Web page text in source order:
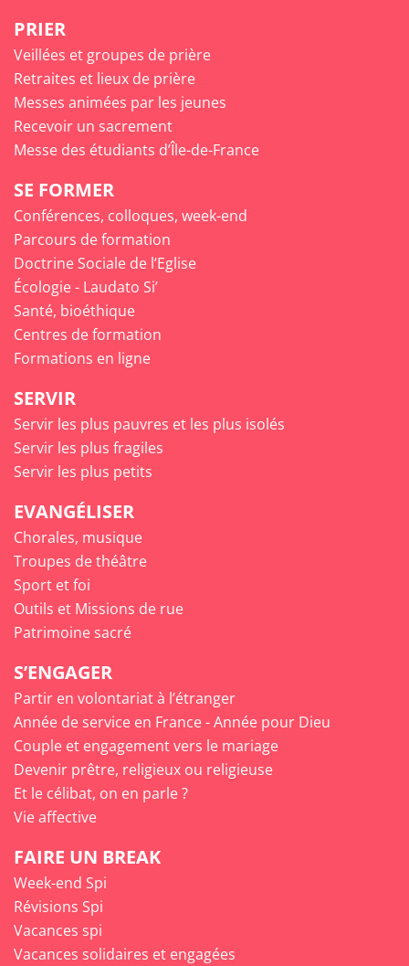
PRIER
Veillées et groupes de prière
Retraites et lieux de prière
Messes animées par les jeunes
Recevoir un sacrement
Messe des étudiants d’Île-de-France
SE FORMER
Conférences, colloques, week-end
Parcours de formation
Doctrine Sociale de l’Eglise
Écologie - Laudato Si’
Santé, bioéthique
Centres de formation
Formations en ligne
SERVIR
Servir les plus pauvres et les plus isolés
Servir les plus fragiles
Servir les plus petits
EVANGÉLISER
Chorales, musique
Troupes de théâtre
Sport et foi
Outils et Missions de rue
Patrimoine sacré
S’ENGAGER
Partir en volontariat à l’étranger
Année de service en France - Année pour Dieu
Couple et engagement vers le mariage
Devenir prêtre, religieux ou religieuse
Et le célibat, on en parle ?
Vie affective
FAIRE UN BREAK
Week-end Spi
Révisions Spi
Vacances spi
Vacances solidaires et engagées